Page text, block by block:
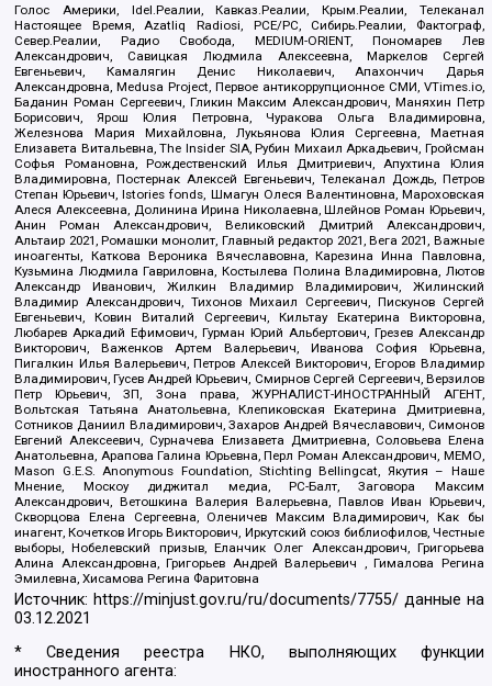
Голос Америки, Idel.Реалии, Кавказ.Реалии, Крым.Реалии, Телеканал
Настоящее Время, Azatliq Radiosi, PCE/PC, Сибирь.Реалии, Фактограф,
Север.Реалии, Радио Свобода, MEDIUM-ORIENT, Пономарев Лев
Александрович, Савицкая Людмила Алексеевна, Маркелов Сергей
Евгеньевич, Камалягин Денис Николаевич, Апахончич Дарья
Александровна, Medusa Project, Первое антикоррупционное СМИ, VTimes.io,
Баданин Роман Сергеевич, Гликин Максим Александрович, Маняхин Петр
Борисович, Ярош Юлия Петровна, Чуракова Ольга Владимировна,
Железнова Мария Михайловна, Лукьянова Юлия Сергеевна, Маетная
Елизавета Витальевна, The Insider SIA, Рубин Михаил Аркадьевич, Гройсман
Софья Романовна, Рождественский Илья Дмитриевич, Апухтина Юлия
Владимировна, Постернак Алексей Евгеньевич, Телеканал Дождь, Петров
Степан Юрьевич, Istories fonds, Шмагун Олеся Валентиновна, Мароховская
Алеся Алексеевна, Долинина Ирина Николаевна, Шлейнов Роман Юрьевич,
Анин Роман Александрович, Великовский Дмитрий Александрович,
Альтаир 2021, Ромашки монолит, Главный редактор 2021, Вега 2021, Важные
иноагенты, Каткова Вероника Вячеславовна, Карезина Инна Павловна,
Кузьмина Людмила Гавриловна, Костылева Полина Владимировна, Лютов
Александр Иванович, Жилкин Владимир Владимирович, Жилинский
Владимир Александрович, Тихонов Михаил Сергеевич, Пискунов Сергей
Евгеньевич, Ковин Виталий Сергеевич, Кильтау Екатерина Викторовна,
Любарев Аркадий Ефимович, Гурман Юрий Альбертович, Грезев Александр
Викторович, Важенков Артем Валерьевич, Иванова София Юрьевна,
Пигалкин Илья Валерьевич, Петров Алексей Викторович, Егоров Владимир
Владимирович, Гусев Андрей Юрьевич, Смирнов Сергей Сергеевич, Верзилов
Петр Юрьевич, ЗП, Зона права, ЖУРНАЛИСТ-ИНОСТРАННЫЙ АГЕНТ,
Вольтская Татьяна Анатольевна, Клепиковская Екатерина Дмитриевна,
Сотников Даниил Владимирович, Захаров Андрей Вячеславович, Симонов
Евгений Алексеевич, Сурначева Елизавета Дмитриевна, Соловьева Елена
Анатольевна, Арапова Галина Юрьевна, Перл Роман Александрович, МЕМО,
Mason G.E.S. Anonymous Foundation, Stichting Bellingcat, Якутия – Наше
Мнение, Москоу диджитал медиа, РС-Балт, Заговора Максим
Александрович, Ветошкина Валерия Валерьевна, Павлов Иван Юрьевич,
Скворцова Елена Сергеевна, Оленичев Максим Владимирович, Как бы
инагент, Кочетков Игорь Викторович, Иркутский союз библиофилов, Честные
выборы, Нобелевский призыв, Еланчик Олег Александрович, Григорьева
Алина Александровна, Григорьев Андрей Валерьевич , Гималова Регина
Эмилевна, Хисамова Регина Фаритовна
Источник: https://minjust.gov.ru/ru/documents/7755/ данные на
03.12.2021
* Сведения реестра НКО, выполняющих функции
иностранного агента: